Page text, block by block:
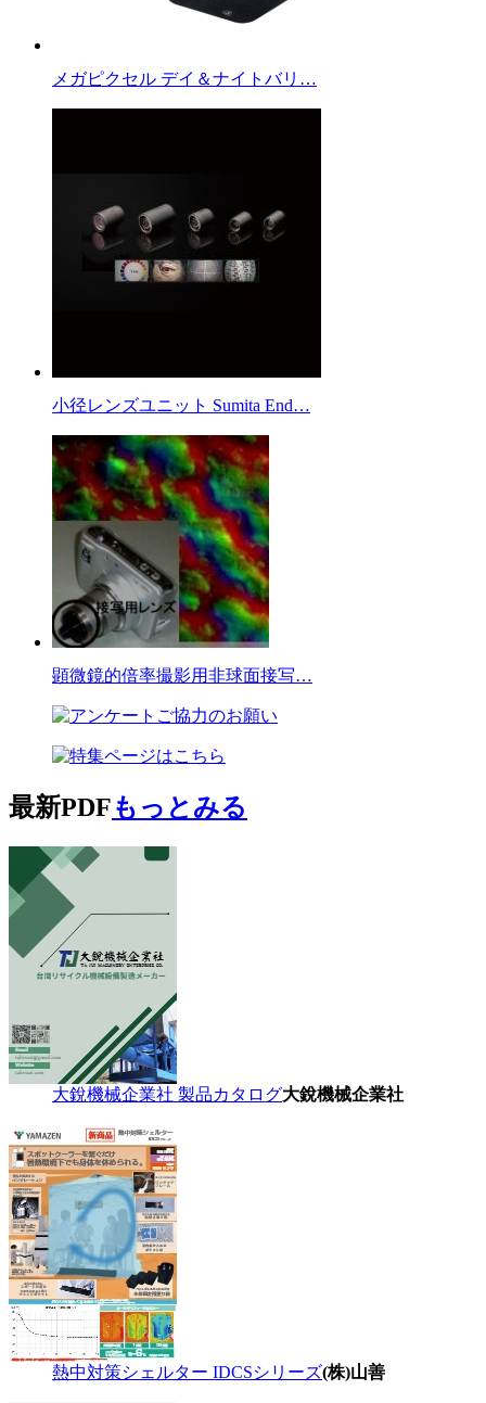
メガピクセル デイ＆ナイトバリ…
小径レンズユニット Sumita End…
顕微鏡的倍率撮影用非球面接写…
最新PDFもっとみる
大銳機械企業社 製品カタログ大銳機械企業社
熱中対策シェルター IDCSシリーズ(株)山善